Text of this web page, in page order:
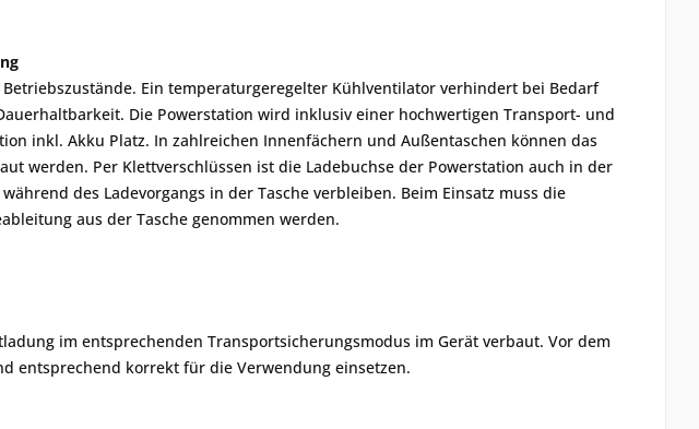
Ein temperaturgeregelter Kühlventilator verhindert bei Bedarf
Die Powerstation wird inklusiv einer hochwertigen Transport- und
inkl. Akku Platz. In zahlreichen Innenfächern und Außentaschen können das
werden. Per Klettverschlüssen ist die Ladebuchse der Powerstation auch in der
des Ladevorgangs in der Tasche verbleiben. Beim Einsatz muss die
aus der Tasche genommen werden.
im entsprechenden Transportsicherungsmodus im Gerät verbaut. Vor dem
entsprechend korrekt für die Verwendung einsetzen.